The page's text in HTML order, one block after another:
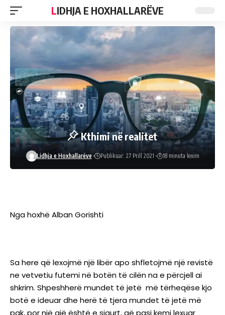
LIDHJA E HOXHALLARËVE
Kthimi në realitet
Lidhja e Hoxhallarëve Publikuar: 27 Prill 2021 18 minuta lexim
Nga hoxhë Alban Gorishti
Sa here që lexojmë një libër apo shfletojmë një revistë
ne vetvetiu futemi në botën të cilën na e përcjell ai
shkrim. Shpeshherë mundet të jetë më tërheqëse kjo
botë e ideuar dhe herë të tjera mundet të jetë më
pak, por një gjë është e sigurt, që pasi kemi lexuar